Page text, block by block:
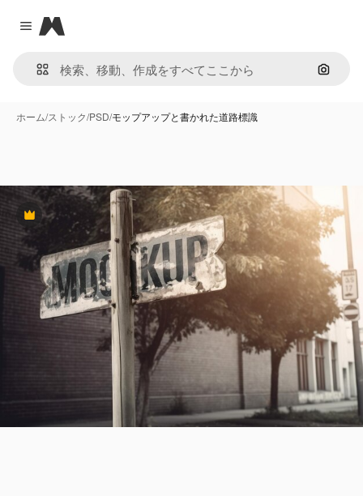
Close menu
Magnific
画像で
ホーム/ストック/PSD/モップアップと書かれた道路標識
Premium